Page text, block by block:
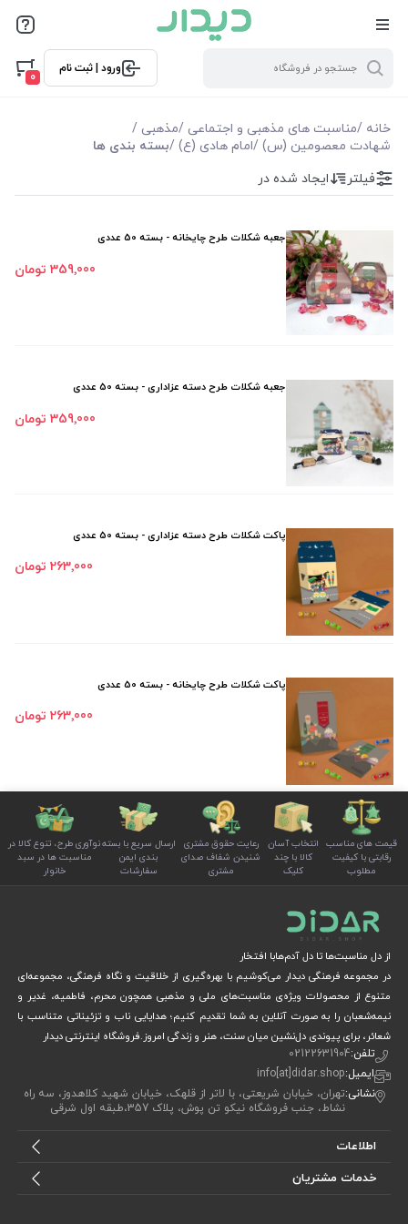
ورود | ثبت نام
0
خانه /مناسبت های مذهبی و اجتماعی /مذهبی /
شهادت معصومین (س) /امام هادی (ع) /بسته بندی ها
فیلتر بر اساس قیمت
فیلترها
نمایش همه محصولات
فیلتر ایجاد شده در
جعبه شکلات طرح چایخانه - بسته 50 عددی
359٬000 تومان
جعبه شکلات طرح دسته عزاداری - بسته 50 عددی
359٬000 تومان
پاکت شکلات طرح دسته عزاداری - بسته 50 عددی
263٬000 تومان
پاکت شکلات طرح چایخانه - بسته 50 عددی
263٬000 تومان
قیمت های مناسب
رقابتی با کیفیت
مطلوب
انتخاب آسان
کالا با چند
کلیک
رعایت حقوق مشتری
شنیدن شفاف صدای
مشتری
ارسال سریع با بسته
بندی ایمن
سفارشات
نوآوری طرح، تنوع کالا در
مناسبت ها در سبد
خانوار
از دل مناسبت‌ها تا دل آدم‌هابا افتخار
در مجموعه فرهنگی دیدار می‌کوشیم با بهره‌گیری از خلاقیت و نگاه فرهنگی، مجموعه‌ای
متنوع از محصولات ویژه‌ی مناسبت‌های ملی و مذهبی همچون محرم، فاطمیه، غدیر و
نیمه‌شعبان را به صورت آنلاین به شما تقدیم کنیم؛ هدایایی ناب و تزئیناتی متناسب با
شعائر، برای پیوندی دل‌نشین میان سنت، هنر و زندگی امروز.فروشگاه اینترنتی دیدار
تلفن:02122631904
ایمیل:info[at]didar.shop
نشانی:تهران، خیابان شریعتی، با لاتر از قلهک، خیابان شهید کلاهدوز، سه راه
نشاط، جنب فروشگاه نیکو تن پوش، پلاک 357،طبقه اول شرقی
اطلاعات
خدمات مشتریان